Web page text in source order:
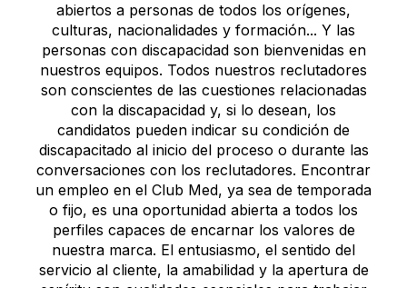
abiertos a personas de todos los orígenes,
culturas, nacionalidades y formación... Y las
personas con discapacidad son bienvenidas en
nuestros equipos. Todos nuestros reclutadores
son conscientes de las cuestiones relacionadas
con la discapacidad y, si lo desean, los
candidatos pueden indicar su condición de
discapacitado al inicio del proceso o durante las
conversaciones con los reclutadores. Encontrar
un empleo en el Club Med, ya sea de temporada
o fijo, es una oportunidad abierta a todos los
perfiles capaces de encarnar los valores de
nuestra marca. El entusiasmo, el sentido del
servicio al cliente, la amabilidad y la apertura de